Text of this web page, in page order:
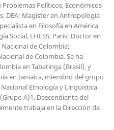
Políticos, Económicos
DEA; Magíster en Antropología
en Filosofía en América
Social, EHESS, París; Doctor en
de Colombia;
de Colombia. Se ha
en Tabatinga (Brasil), y
en Jamaica, miembro del grupo
Etnología y Lingüística
A)1. Descendiente del
trabaja en la Dirección de